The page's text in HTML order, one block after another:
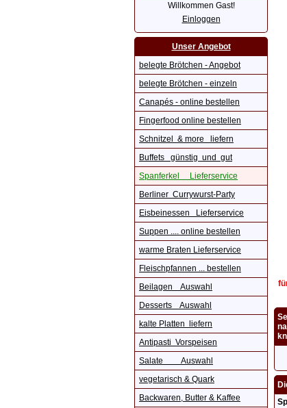
Willkommen Gast!
Einloggen
Unser Angebot
belegte Brötchen - Angebot
belegte Brötchen - einzeln
Canapés - online bestellen
Fingerfood online bestellen
Schnitzel & more liefern
Buffets günstig und gut
Spanferkel Lieferservice
Berliner Currywurst-Party
Eisbeinessen Lieferservice
Suppen .... online bestellen
warme Braten Lieferservice
Fleischpfannen ... bestellen
Beilagen Auswahl
Desserts Auswahl
kalte Platten liefern
Antipasti Vorspeisen
Salate Auswahl
vegetarisch & Quark
Backwaren, Butter & Kaffee